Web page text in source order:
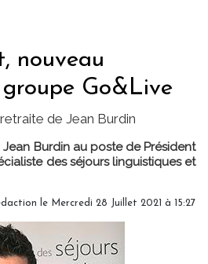
nouveau
Go&Live
de Jean Burdin
Burdin au poste de Président
des séjours linguistiques et
le Mercredi 28 Juillet 2021 à 15:27